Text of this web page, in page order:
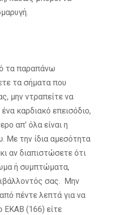
τα παραπάνω
τα σήματα που
μην ντραπείτε να
καρδιακό επεισόδιο,
απ’ όλα είναι η
Με την ίδια αμεσότητα
αν διαπιστώσετε ότι
ή συμπτώματα,
σας. Μην
πέντε λεπτά για να
ΕΚΑΒ (166) είτε